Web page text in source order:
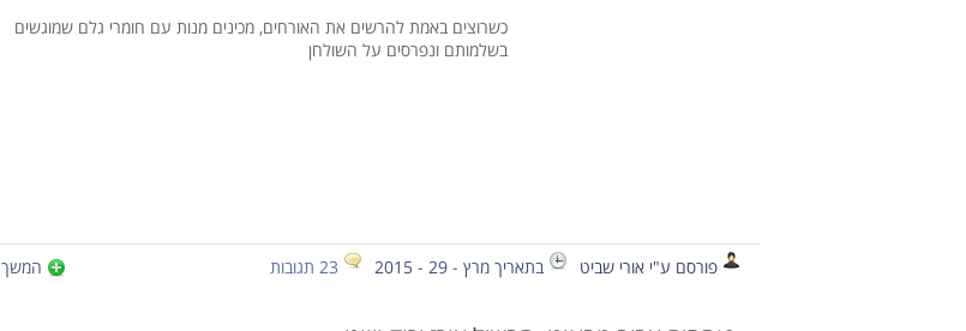
כשרוצים באמת להרשים את האורחים, מכינים מנות עם חומרי גלם שמוגשים
בשלמותם ונפרסים על השולחן
פורסם ע"י אורי שביט בתאריך מרץ - 29 - 2015 23 תגובות המשך